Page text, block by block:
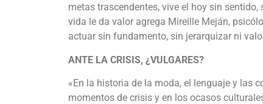
metas trascendentes, vive el hoy sin
vida le da valor agrega Mireille Meján,
actuar sin fundamento, sin jerarquizar ni
ANTE LA CRISIS, ¿VULGARES?
«En la historia de la moda, el lenguaje y las
momentos de crisis y en los ocasos